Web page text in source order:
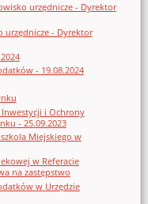
urzędnicze - Dyrektor
urzędnicze - Dyrektor
- 19.08.2024
i Ochrony
- 25.09.2023
Miejskiego w
w Referacie
na zastępstwo
w Urzędzie